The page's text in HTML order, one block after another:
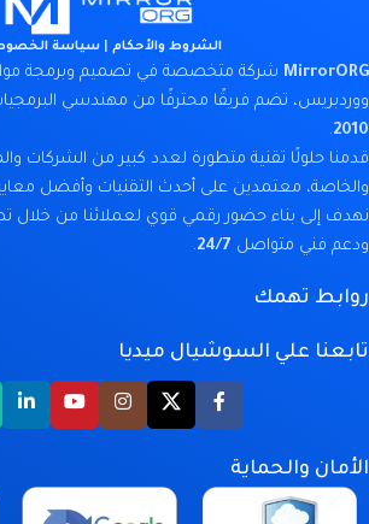
الشروط والأحكام |سياسة
MirrorORG شركة متخصصة في تصميم وبرمجة
ووردبريس، تضم فريقًا محترفًا من مهندسي
2010
.
قدمنا حلولًا تقنية متطورة لعدد كبير من الشركات
والخاصة، معتمدين على أحدث التقنيات وأفضل
نهدف إلى بناء حضور رقمي قوي لعملائنا من خلال
ودعم فني متواصل 24/7
.
روابط تهمك
تابعنا علي السوشيال ميديا
الأمان والحماية